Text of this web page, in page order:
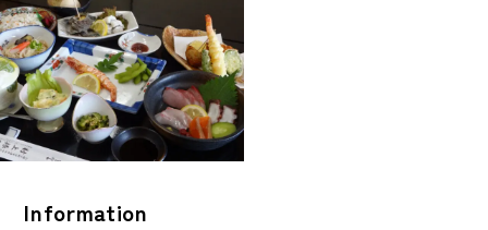
Information